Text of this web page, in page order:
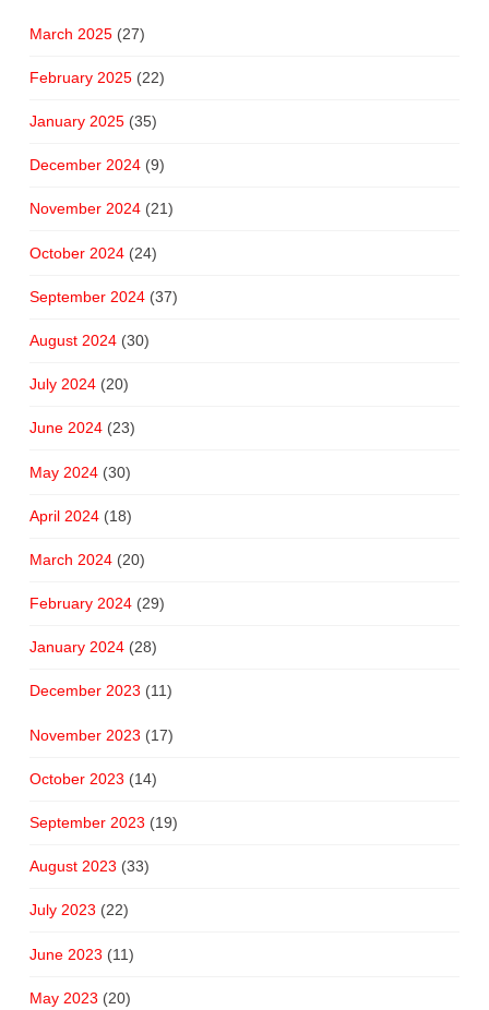
March 2025(27)
February 2025(22)
January 2025(35)
December 2024(9)
November 2024(21)
October 2024(24)
September 2024(37)
August 2024(30)
July 2024(20)
June 2024(23)
May 2024(30)
April 2024(18)
March 2024(20)
February 2024(29)
January 2024(28)
December 2023 (11)
November 2023 (17)
October 2023 (14)
September 2023 (19)
August 2023 (33)
July 2023 (22)
June 2023 (11)
May 2023 (20)